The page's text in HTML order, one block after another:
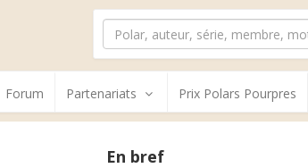
Forum Partenariats Prix Polars Pourpres
En bref